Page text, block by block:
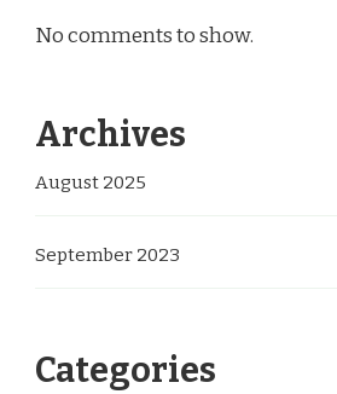
No comments to show.
Archives
August 2025
September 2023
Categories